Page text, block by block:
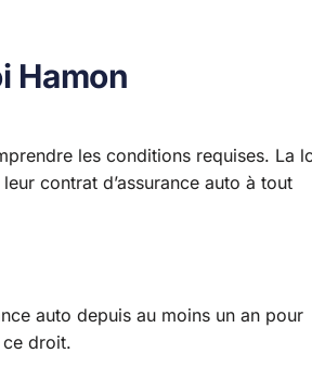
Hamon
les conditions requises. La
contrat d’assurance auto à tout
auto depuis au moins un an pour
ce droit.